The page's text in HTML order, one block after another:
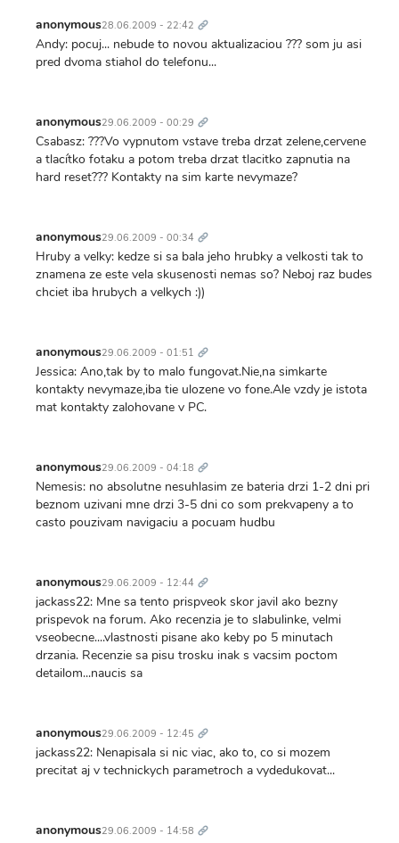
anonymous28.06.2009 - 22:42 odkaz
Andy: pocuj... nebude to novou aktualizaciou ??? som ju asi
pred dvoma stiahol do telefonu...
anonymous29.06.2009 - 00:29 odkaz
Csabasz: ???Vo vypnutom vstave treba drzat zelene,cervene
a tlacítko fotaku a potom treba drzat tlacitko zapnutia na
hard reset??? Kontakty na sim karte nevymaze?
anonymous29.06.2009 - 00:34 odkaz
Hruby a velky: kedze si sa bala jeho hrubky a velkosti tak to
znamena ze este vela skusenosti nemas so? Neboj raz budes
chciet iba hrubych a velkych :))
anonymous29.06.2009 - 01:51 odkaz
Jessica: Ano,tak by to malo fungovat.Nie,na simkarte
kontakty nevymaze,iba tie ulozene vo fone.Ale vzdy je istota
mat kontakty zalohovane v PC.
anonymous29.06.2009 - 04:18 odkaz
Nemesis: no absolutne nesuhlasim ze bateria drzi 1-2 dni pri
beznom uzivani mne drzi 3-5 dni co som prekvapeny a to
casto pouzivam navigaciu a pocuam hudbu
anonymous29.06.2009 - 12:44 odkaz
jackass22: Mne sa tento prispveok skor javil ako bezny
prispevok na forum. Ako recenzia je to slabulinke, velmi
vseobecne....vlastnosti pisane ako keby po 5 minutach
drzania. Recenzie sa pisu trosku inak s vacsim poctom
detailom...naucis sa
anonymous29.06.2009 - 12:45 odkaz
jackass22: Nenapisala si nic viac, ako to, co si mozem
precitat aj v technickych parametroch a vydedukovat...
anonymous29.06.2009 - 14:58 odkaz